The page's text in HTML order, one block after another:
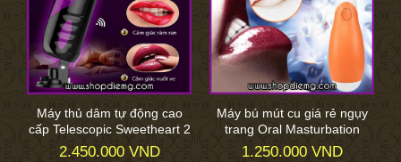
Máy thủ dâm tự động cao
cấp Telescopic Sweetheart 2
2.450.000 VND
Máy bú mút cu giá rẻ ngụy
trang Oral Masturbation
1.250.000 VND